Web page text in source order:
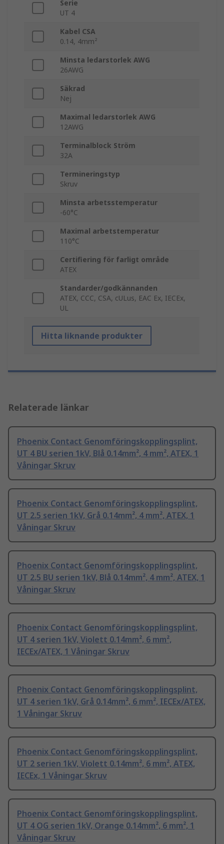
Serie
UT 4
Kabel CSA
0.14, 4mm²
Minsta ledarstorlek AWG
26AWG
Säkrad
Nej
Maximal ledarstorlek AWG
12AWG
Terminalblock Ström
32A
Termineringstyp
Skruv
Minsta arbetsstemperatur
-60°C
Maximal arbetstemperatur
110°C
Certifiering för farligt område
ATEX
Standarder/godkännanden
ATEX, CCC, CSA, cULus, EAC Ex, IECEx,
UL
Hitta liknande produkter
Relaterade länkar
Phoenix Contact Genomföringskopplingsplint,
UT 4 BU serien 1kV, Blå 0.14mm², 4 mm², ATEX, 1
Våningar Skruv
Phoenix Contact Genomföringskopplingsplint,
UT 2.5 serien 1kV, Grå 0.14mm², 4 mm², ATEX, 1
Våningar Skruv
Phoenix Contact Genomföringskopplingsplint,
UT 2.5 BU serien 1kV, Blå 0.14mm², 4 mm², ATEX, 1
Våningar Skruv
Phoenix Contact Genomföringskopplingsplint,
UT 4 serien 1kV, Violett 0.14mm², 6 mm²,
IECEx/ATEX, 1 Våningar Skruv
Phoenix Contact Genomföringskopplingsplint,
UT 4 serien 1kV, Grå 0.14mm², 6 mm², IECEx/ATEX,
1 Våningar Skruv
Phoenix Contact Genomföringskopplingsplint,
UT 2 serien 1kV, Violett 0.14mm², 6 mm², ATEX,
IECEx, 1 Våningar Skruv
Phoenix Contact Genomföringskopplingsplint,
UT 4 OG serien 1kV, Orange 0.14mm², 6 mm², 1
Våningar Skruv